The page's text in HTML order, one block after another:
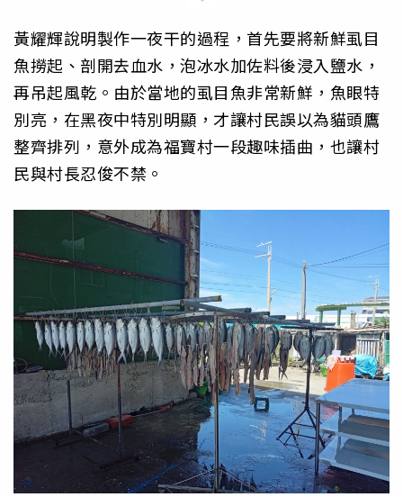
黃耀輝說明製作一夜干的過程，首先要將新鮮虱目
魚撈起、剖開去血水，泡冰水加佐料後浸入鹽水，
再吊起風乾。由於當地的虱目魚非常新鮮，魚眼特
別亮，在黑夜中特別明顯，才讓村民誤以為貓頭鷹
整齊排列，意外成為福寶村一段趣味插曲，也讓村
民與村長忍俊不禁。